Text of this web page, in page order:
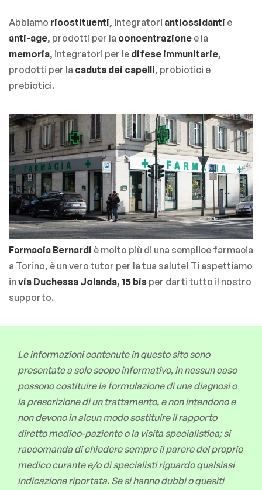
Abbiamo ricostituenti, integratori antiossidanti e
anti-age, prodotti per la concentrazione e la
memoria, integratori per le difese immunitarie,
prodotti per la caduta dei capelli, probiotici e
prebiotici.
Farmacia Bernardi è molto più di una semplice farmacia
a Torino, è un vero tutor per la tua salute! Ti aspettiamo
in via Duchessa Jolanda, 15 bis per darti tutto il nostro
supporto.
Le informazioni contenute in questo sito sono
presentate a solo scopo informativo, in nessun caso
possono costituire la formulazione di una diagnosi o
la prescrizione di un trattamento, e non intendono e
non devono in alcun modo sostituire il rapporto
diretto medico-paziente o la visita specialistica; si
raccomanda di chiedere sempre il parere del proprio
medico curante e/o di specialisti riguardo qualsiasi
indicazione riportata. Se si hanno dubbi o quesiti